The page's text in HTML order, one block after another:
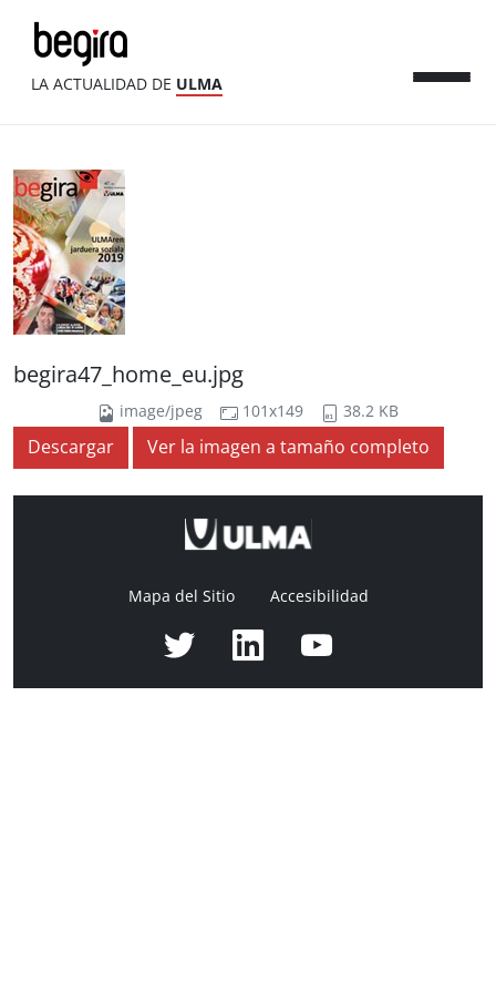
LA ACTUALIDAD DE ULMA
begira47_home_eu.jpg
image/jpeg 101x149 38.2 KB
Descargar Ver la imagen a tamaño completo
Mapa del Sitio Accesibilidad